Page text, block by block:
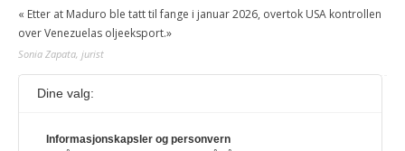
« Etter at Maduro ble tatt til fange i januar 2026, overtok USA kontrollen
over Venezuelas oljeeksport.»
Sonia Zapata, jurist
117,8 millioner er på flukt, en nedgang fra forrige
1. august 2026
Dine valg:
Informasjonskapsler og personvern